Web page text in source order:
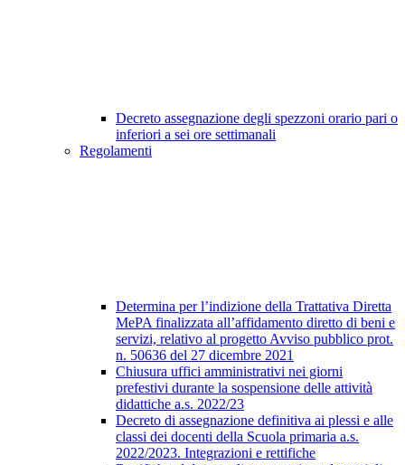
Decreto assegnazione degli spezzoni orario pari o
inferiori a sei ore settimanali
Regolamenti
Determina per l’indizione della Trattativa Diretta
MePA finalizzata all’affidamento diretto di beni e
servizi, relativo al progetto Avviso pubblico prot.
n. 50636 del 27 dicembre 2021
Chiusura uffici amministrativi nei giorni
prefestivi durante la sospensione delle attività
didattiche a.s. 2022/23
Decreto di assegnazione definitiva ai plessi e alle
classi dei docenti della Scuola primaria a.s.
2022/2023. Integrazioni e rettifiche